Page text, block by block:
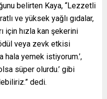
belirten Kaya, “Lezzetli
ve yüksek yağlı gıdalar,
için hızla kan şekerini
veya zevk etkisi
hala yemek istiyorum.’,
süper olurdu.’ gibi
dedi.